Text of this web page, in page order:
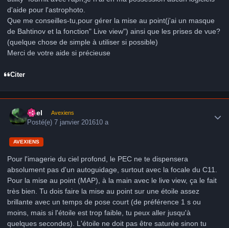
d'aide pour l'astrophoto.
Que me conseilles-tu,pour gérer la mise au point(j'ai un masque
de Bahtinov et la fonction" Live view") ainsi que les prises de vue?
(quelque chose de simple à utiliser si possible)
Merci de votre aide si précieuse
Citer
Axel Avexiens
Posté(e)7 janvier 201610 a
AVEXIENS
Pour l'imagerie du ciel profond, le PEC ne te dispensera
absolument pas d'un autoguidage, surtout avec la focale du C11.
Pour la mise au point (MAP), à la main avec le live view, ça le fait
très bien. Tu dois faire la mise au point sur une étoile assez
brillante avec un temps de pose court (de préférence 1 s ou
moins, mais si l'étoile est trop faible, tu peux aller jusqu'à
quelques secondes). L'étoile ne doit pas être saturée sinon tu